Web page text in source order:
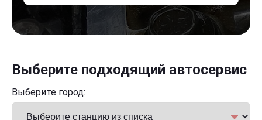
Выберите подходящий автосервис
Выберите город: